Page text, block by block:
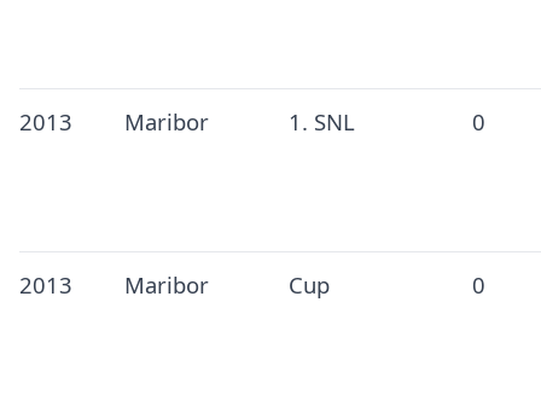
2013 Maribor 1. SNL 0
2013 Maribor Cup 0